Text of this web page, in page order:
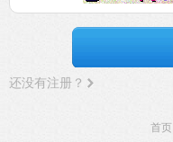
还没有注册？
首页